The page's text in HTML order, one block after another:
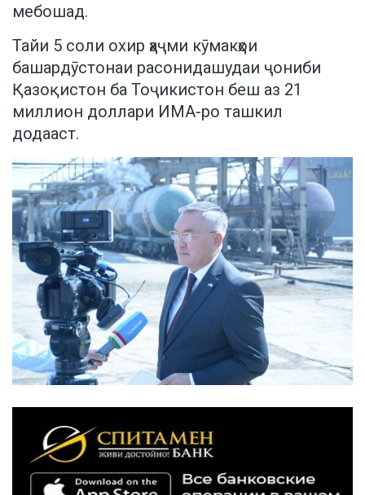
мебошад.
Тайи 5 соли охир ҳаҷми кӯмакҳои
башардӯстонаи расонидашудаи ҷониби
Қазоқистон ба Тоҷикистон беш аз 21
миллион доллари ИМА-ро ташкил
додааст.